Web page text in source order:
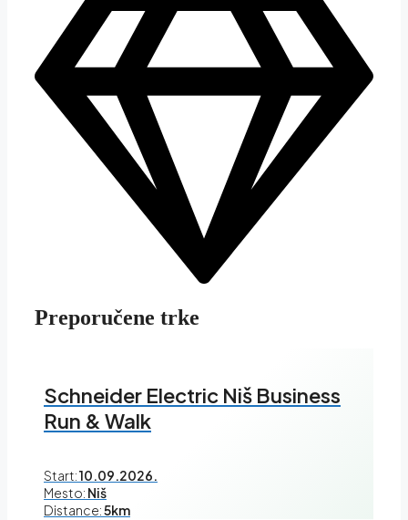
Preporučene trke
Schneider Electric Niš Business
Run & Walk
Start:10.09.2026.
Mesto: Niš
Distance:5km